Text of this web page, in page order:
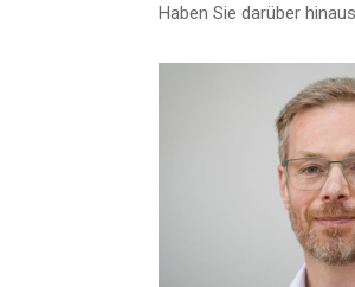
Haben Sie dar­über